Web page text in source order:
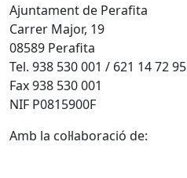
Ajuntament de Perafita
Carrer Major, 19
08589 Perafita
Tel. 938 530 001 / 621 14 72 95
Fax 938 530 001
NIF P0815900F
Amb la col·laboració de: